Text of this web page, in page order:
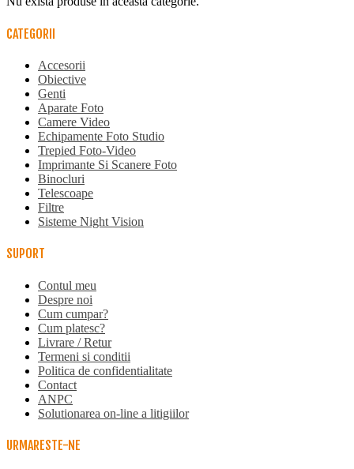
CATEGORII
Accesorii
Obiective
Genti
Aparate Foto
Camere Video
Echipamente Foto Studio
Trepied Foto-Video
Imprimante Si Scanere Foto
Binocluri
Telescoape
Filtre
Sisteme Night Vision
SUPORT
Contul meu
Despre noi
Cum cumpar?
Cum platesc?
Livrare / Retur
Termeni si conditii
Politica de confidentialitate
Contact
ANPC
Solutionarea on-line a litigiilor
URMARESTE-NE